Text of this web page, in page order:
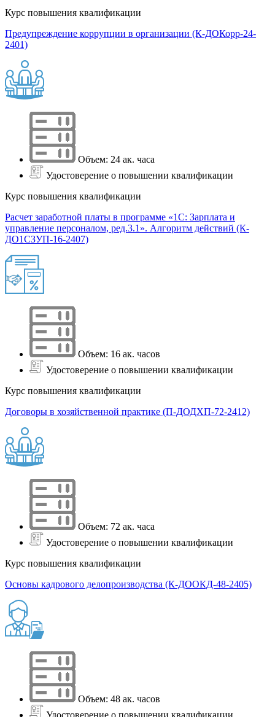
Курс повышения квалификации
Предупреждение коррупции в организации (К-ДОКорр-24-
2401)
Объем: 24 ак. часа
Удостоверение о повышении квалификации
Курс повышения квалификации
Расчет заработной платы в программе «1С: Зарплата и
управление персоналом, ред.3.1». Алгоритм действий (К-
ДО1СЗУП-16-2407)
Объем: 16 ак. часов
Удостоверение о повышении квалификации
Курс повышения квалификации
Договоры в хозяйственной практике (П-ДОДХП-72-2412)
Объем: 72 ак. часа
Удостоверение о повышении квалификации
Курс повышения квалификации
Основы кадрового делопроизводства (К-ДООКД-48-2405)
Объем: 48 ак. часов
Удостоверение о повышении квалификации